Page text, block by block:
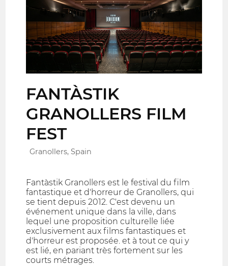
FANTÀSTIK
GRANOLLERS FILM
FEST
Granollers, Spain
Fantàstik Granollers est le festival du film
fantastique et d'horreur de Granollers, qui
se tient depuis 2012. C'est devenu un
événement unique dans la ville, dans
lequel une proposition culturelle liée
exclusivement aux films fantastiques et
d'horreur est proposée. et à tout ce qui y
est lié, en pariant très fortement sur les
courts métrages.